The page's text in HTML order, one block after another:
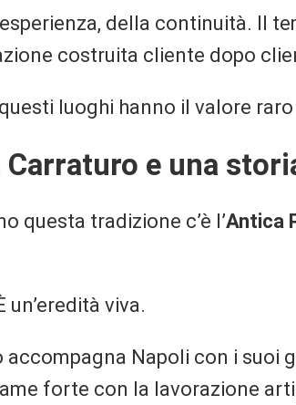
della continuità. Il
costruita cliente dopo
luoghi hanno il valore
Carraturo e una
questa tradizione c’è l’Antica
viva.
accompagna Napoli con i suoi
forte con la lavorazione